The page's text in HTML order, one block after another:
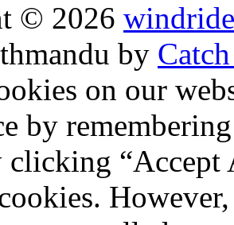
© 2026
by
on our
by
“Accept